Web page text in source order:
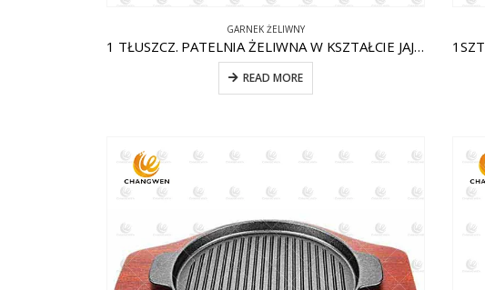
GARNEK ŻELIWNY
1 TŁUSZCZ. PATELNIA ŻELIWNA W KSZTAŁCIE JAJKA Z WYJMOWANĄ RĄCZKĄ CW-CI011
READ MORE